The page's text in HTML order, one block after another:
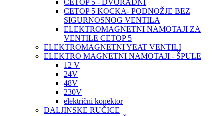
CETOP 5 - DVORADNI
CETOP 5 KOCKA- PODNOŽJE BEZ
SIGURNOSNOG VENTILA
ELEKTROMAGNETNI NAMOTAJI ZA
VENTILE CETOP 5
ELEKTROMAGNETNI YEAT VENTILI
ELEKTRO MAGNETNI NAMOTAJI - ŠPULE
12 V
24V
48V
230V
električni konektor
DALJINSKE RUČICE